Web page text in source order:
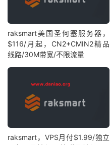
raksmart美国圣何塞服务器，
$116/月起，CN2+CMIN2精品
线路/30M带宽/不限流量
raksmart，VPS月付$1.99/独立